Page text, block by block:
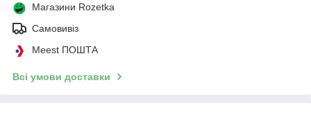
Магазини Rozetka
Самовивіз
Meest ПОШТА
Всі умови доставки